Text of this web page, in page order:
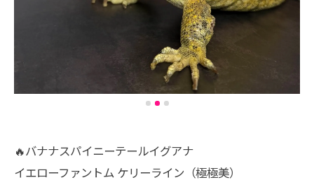
🔥バナナスパイニーテールイグアナ
イエローファントム ケリーライン（極極美）